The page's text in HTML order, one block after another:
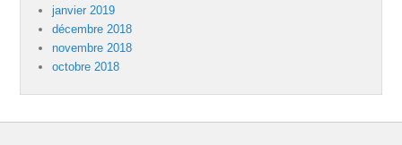
janvier 2019
décembre 2018
novembre 2018
octobre 2018